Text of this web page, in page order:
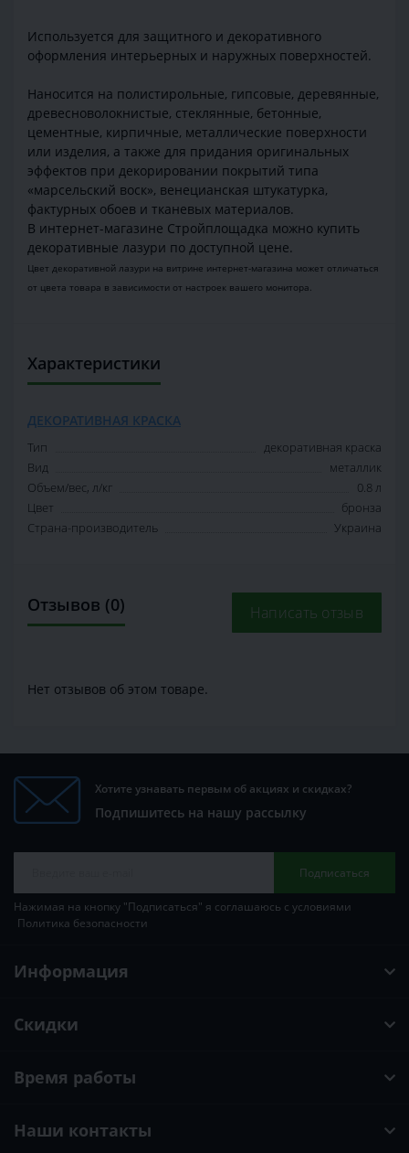
Используется для защитного и декоративного
оформления интерьерных и наружных поверхностей.
Наносится на полистирольные, гипсовые, деревянные,
древесноволокнистые, стеклянные, бетонные,
цементные, кирпичные, металлические поверхности
или изделия, а также для придания оригинальных
эффектов при декорировании покрытий типа
«марсельский воск», венецианская штукатурка,
фактурных обоев и тканевых материалов.
В интернет-магазине Стройплощадка можно купить
декоративные лазури по доступной цене.
Цвет декоративной лазури на витрине интернет-магазина может отличаться
от цвета товара в зависимости от настроек вашего монитора.
Характеристики
ДЕКОРАТИВНАЯ КРАСКА
Тип
декоративная краска
Вид
металлик
Объем/вес, л/кг
0.8 л
Цвет
бронза
Страна-производитель
Украина
Отзывов (0) Написать отзыв
Нет отзывов об этом товаре.
Хотите узнавать первым об акциях и скидках?
Подпишитесь на нашу рассылку
Подписаться
Нажимая на кнопку "Подписаться" я соглашаюсь с условиями
Политика безопасности
Информация
Скидки
Время работы
Наши контакты